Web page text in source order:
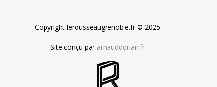
Copyright lerousseaugrenoble.fr © 2025
Site conçu par arnauddorian.fr